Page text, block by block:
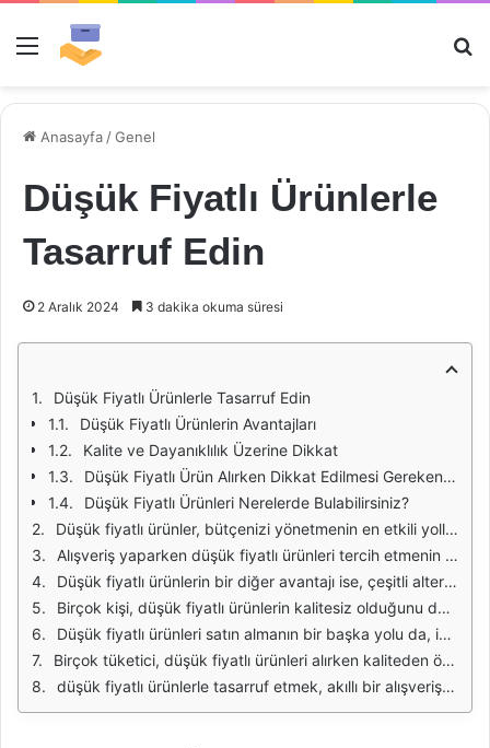
Menü
Anasayfa /Genel
Düşük Fiyatlı Ürünlerle
Tasarruf Edin
2 Aralık 2024 3 dakika okuma süresi
Düşük Fiyatlı Ürünlerle Tasarruf Edin
Düşük Fiyatlı Ürünlerin Avantajları
Kalite ve Dayanıklılık Üzerine Dikkat
Düşük Fiyatlı Ürün Alırken Dikkat Edilmesi Gerekenler
Düşük Fiyatlı Ürünleri Nerelerde Bulabilirsiniz?
Düşük fiyatlı ürünler, bütçenizi yönetmenin en etkili yollarından biridir. Günlük yaşamda ihtiyaç duyduğumuz birçok ürünü, yüksek kaliteli ama düşük fiyatlı alternatifler ile almak mümkündür. Bu tür ürünler, genellikle büyük markaların ürünleriyle aynı işlevselliği sunarken, cüzdanınıza daha az zarar verir. Bu nedenle, tasarruf etmek isteyenler için düşük fiyatlı ürünler cazip bir seçenek haline gelir.
Alışveriş yaparken düşük fiyatlı ürünleri tercih etmenin en büyük avantajlarından biri, tasarruf sağlarken aynı zamanda ihtiyaçlarınızı karşılamaktır. Örneğin, temizlik malzemeleri ya da gıda ürünleri gibi sıkça kullanılan maddeleri düşük fiyatlı markalardan alarak, aylık harcamalarınızı önemli ölçüde azaltabilirsiniz. Bu tür ürünler, genellikle benzer içeriklere sahip olduğu için, kalite kaybı yaşamadan tasarruf etmenizi sağlar.
Düşük fiyatlı ürünlerin bir diğer avantajı ise, çeşitli alternatiflerin bulunmasıdır. Pazar raflarında, farklı markalara ait birçok düşük fiyatlı ürün bulmak mümkündür. Bu çeşitlilik, tüketicilerin kendi ihtiyaçlarına en uygun ürünü seçmelerine olanak tanır. Ayrıca, bu ürünleri karşılaştırarak en uygun fiyatlı seçeneği bulmak, tasarruf etme şansını artırır.
Birçok kişi, düşük fiyatlı ürünlerin kalitesiz olduğunu düşünse de, bu yanlış bir algıdır. Piyasada birçok güvenilir marka, uygun fiyatlarla kaliteli ürünler sunmaktadır. Bu nedenle, alışveriş yaparken markaların yanı sıra ürünlerin içeriklerini ve kullanıcı yorumlarını incelemek, doğru tercihleri yapmanıza yardımcı olacaktır. Kaliteli düşük fiyatlı ürünleri bulmak için, araştırma yapmak her zaman faydalı olacaktır.
Düşük fiyatlı ürünleri satın almanın bir başka yolu da, indirim dönemlerini takip etmektir. Özellikle büyük marketlerde ve online alışveriş sitelerinde belirli dönemlerde yapılan indirimler, düşük fiyatlı ürünleri daha da cazip hale getirir. Bu indirimleri takip ederek, ihtiyaç duyduğunuz ürünleri uygun fiyatlarla temin edebilir ve tasarrufunuzu artırabilirsiniz.
Birçok tüketici, düşük fiyatlı ürünleri alırken kaliteden ödün vermek istemez. Bu nedenle, düşük fiyatlı ürünlerin yanı sıra, ürünlerin güvenilirliğini de göz önünde bulundurmak önemlidir. Tüketici yorumları ve değerlendirmeleri, hangi ürünlerin gerçekten kaliteli olduğunu anlamada büyük bir yardımcıdır. Bu yorumları dikkate alarak, tasarruf ederken aynı zamanda kaliteli ürünler de satın alabilirsiniz.
düşük fiyatlı ürünlerle tasarruf etmek, akıllı bir alışveriş stratejisidir. Hem bütçenizi koruyabilir, hem de ihtiyaçlarınızı karşılayabilirsiniz. Önemli olan, doğru ürünleri seçmek ve alışverişinizi akıllıca planlamaktır. Böylece, hem maddi olarak kazanır hem de kaliteli ürünlere sahip olursunuz.